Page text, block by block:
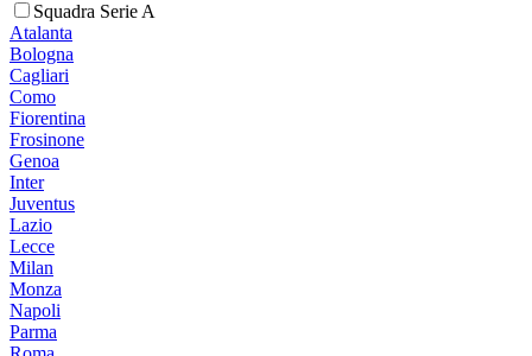
Squadra Serie A
Atalanta
Bologna
Cagliari
Como
Fiorentina
Frosinone
Genoa
Inter
Juventus
Lazio
Lecce
Milan
Monza
Napoli
Parma